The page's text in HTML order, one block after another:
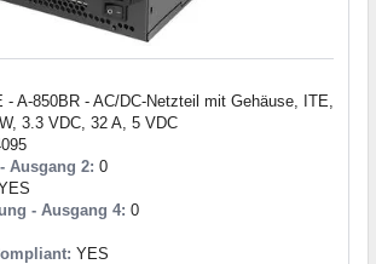
- A-850BR - AC/DC-Netzteil mit Gehäuse, ITE,
3.3 VDC, 32 A, 5 VDC
Ausgang 2: 0
- Ausgang 4: 0
YES